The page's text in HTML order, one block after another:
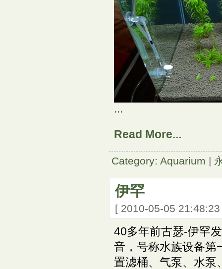
...
Read More...
Category: Aquarium |
伊罕
[ 2010-05-05
40多年前古瑟-伊罕
音，号称水族设备第
置滤桶、气泵、水泵